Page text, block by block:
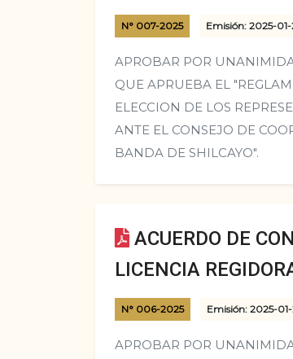
N° 007-2025 Emisión: 2025-
APROBAR POR
QUE APRUEBA EL
ELECCION DE LOS
ANTE EL CONSEJO DE
BANDA DE SHILCAYO".
ACUERDO DE
LICENCIA
N° 006-2025 Emisión: 2025-
APROBAR POR